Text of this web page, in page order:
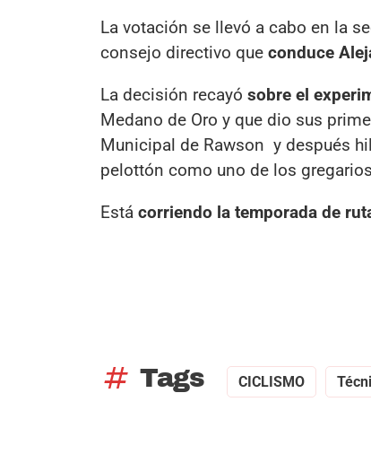
La votación se llevó a cabo en la
consejo directivo que conduce
La decisión recayó sobre el
Medano de Oro y que dio sus
Municipal de Rawson y después
pelottón como uno de los
Está corriendo la temporada de
tag Tags CICLISMO